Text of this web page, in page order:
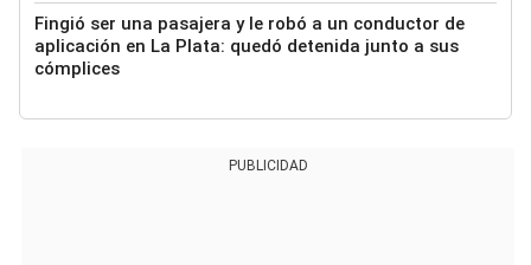
Fingió ser una pasajera y le robó a un conductor de
aplicación en La Plata: quedó detenida junto a sus
cómplices
PUBLICIDAD